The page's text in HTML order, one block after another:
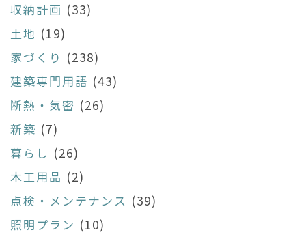
収納計画 (33)
土地 (19)
家づくり (238)
建築専門用語 (43)
断熱・気密 (26)
新築 (7)
暮らし (26)
木工用品 (2)
点検・メンテナンス (39)
照明プラン (10)